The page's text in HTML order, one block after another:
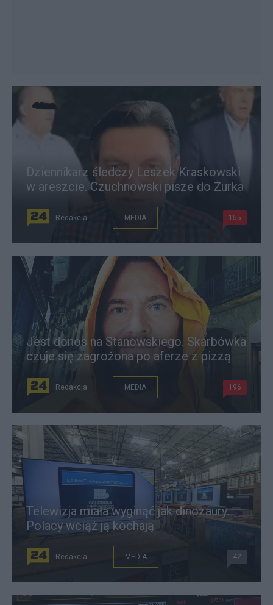
Dziennikarz śledczy Leszek Kraskowski
w areszcie. Czuchnowski pisze do Żurka
Redakcja MEDIA 155
Jest donos na Stanowskiego. Skarbówka
czuje się zagrożona po aferze z pizzą
Redakcja MEDIA 196
Telewizja miała wyginąć jak dinozaury.
Polacy wciąż ją kochają
Redakcja MEDIA 42